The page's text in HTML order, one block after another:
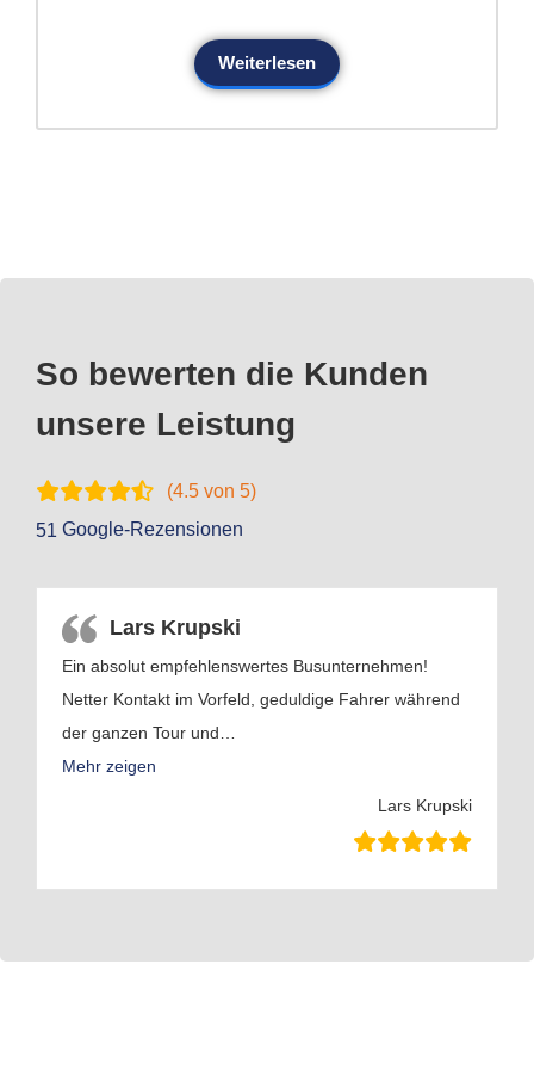
Weiterlesen
So bewerten die Kunden
unsere Leistung
(4.5 von 5)
51 Google-Rezensionen
Lars Krupski
Ein absolut empfehlenswertes Busunternehmen!
Netter Kontakt im Vorfeld, geduldige Fahrer während
der ganzen Tour und…
Mehr zeigen
Lars Krupski